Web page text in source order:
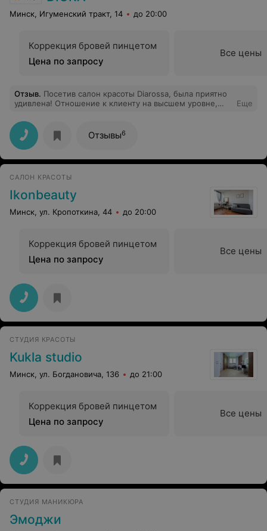
Минск, Игуменский тракт, 14 до 20:00
Коррекция бровей пинцетом
Цена по запросу
Все цены
Отзыв. Посетив салон красоты Diarossa, была приятно
удивлена! Отношение к клиенту на высшем уровне,
также скидки) Отдельное спасибо мастеру Татьяне,
которая очень порадовала в мой день рождения своим
мастерством! Всем советую этот салон.
Еще
Отзывы6
САЛОН КРАСОТЫ
Ikonbeauty
Минск, ул. Кропоткина, 44 до 20:00
Коррекция бровей пинцетом
Цена по запросу
Все цены
СТУДИЯ КРАСОТЫ
Kukla studio
Минск, ул. Богдановича, 136 до 21:00
Коррекция бровей пинцетом
Цена по запросу
Все цены
СТУДИЯ МАНИКЮРА
Эмоджи